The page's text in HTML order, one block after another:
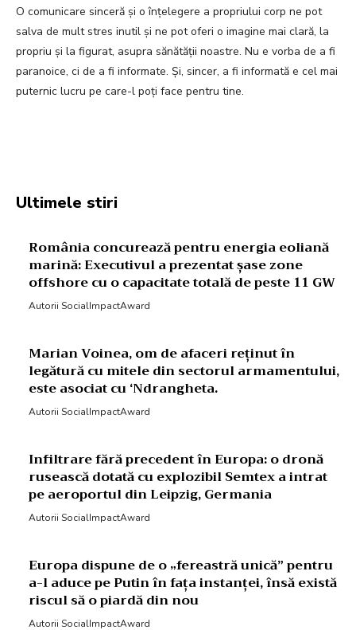
O comunicare sinceră și o înțelegere a propriului corp ne pot
salva de mult stres inutil și ne pot oferi o imagine mai clară, la
propriu și la figurat, asupra sănătății noastre. Nu e vorba de a fi
paranoice, ci de a fi informate. Și, sincer, a fi informată e cel mai
puternic lucru pe care-l poți face pentru tine.
Ultimele stiri
România concurează pentru energia eoliană
marină: Executivul a prezentat șase zone
offshore cu o capacitate totală de peste 11 GW
Autorii SocialImpactAward
Marian Voinea, om de afaceri reținut în
legătură cu mitele din sectorul armamentului,
este asociat cu ‘Ndrangheta.
Autorii SocialImpactAward
Infiltrare fără precedent în Europa: o dronă
rusească dotată cu explozibil Semtex a intrat
pe aeroportul din Leipzig, Germania
Autorii SocialImpactAward
Europa dispune de o „fereastră unică” pentru
a-l aduce pe Putin în fața instanței, însă există
riscul să o piardă din nou
Autorii SocialImpactAward